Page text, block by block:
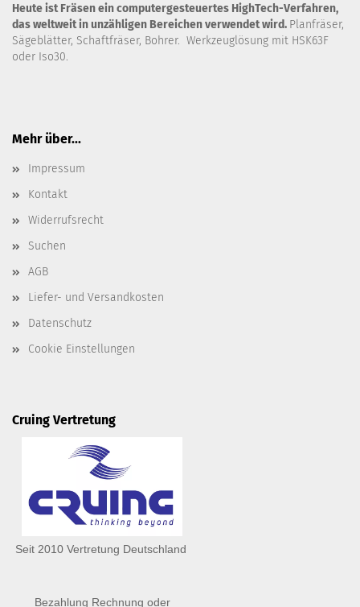
Heute ist Fräsen ein computergesteuertes HighTech-Verfahren,
das weltweit in unzähligen Bereichen verwendet wird. Planfräser,
Sägeblätter, Schaftfräser, Bohrer. Werkzeuglösung mit HSK63F
oder Iso30.
Mehr über...
Impressum
Kontakt
Widerrufsrecht
Suchen
AGB
Liefer- und Versandkosten
Datenschutz
Cookie Einstellungen
Cruing Vertretung
Seit 2010 Vertretung Deutschland
Bezahlung Rechnung oder